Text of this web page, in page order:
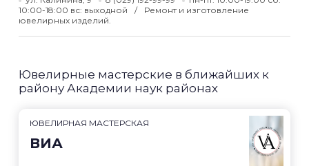
10:00-18:00 вс: выходной
Ремонт и изготовление
ювелирных изделий.
Ювелирные мастерские в ближайших к
району Академии наук районах
ЮВЕЛИРНАЯ МАСТЕРСКАЯ
ВИА